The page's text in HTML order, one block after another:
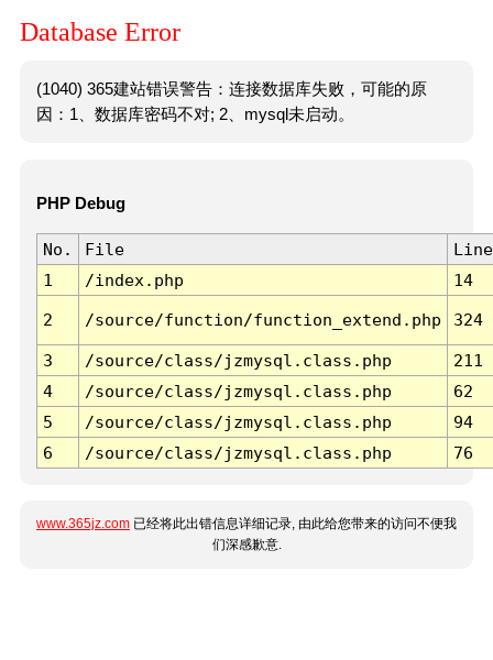
Database Error
(1040) 365建站错误警告：连接数据库失败，可能的原
因：1、数据库密码不对; 2、mysql未启动。
PHP Debug
No. File
Line
1
/index.php 14
2 /source/function/function_extend.php 324
3 /source/class/jzmysql.class.php
211
4
/source/class/jzmysql.class.php
62
5
/source/class/jzmysql.class.php
94
6
/source/class/jzmysql.class.php 76
www.365jz.com 已经将此出错信息详细记录, 由此给您带来的访问不便我
们深感歉意.